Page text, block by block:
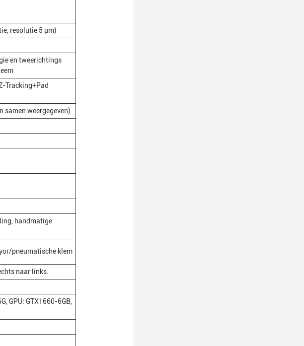
resolutie 5 μm)
en tweerichtings
Tracking+Pad
samen weergegeven)
handmatige
pneumatische klem
naar links.
GPU: GTX1660-6GB,